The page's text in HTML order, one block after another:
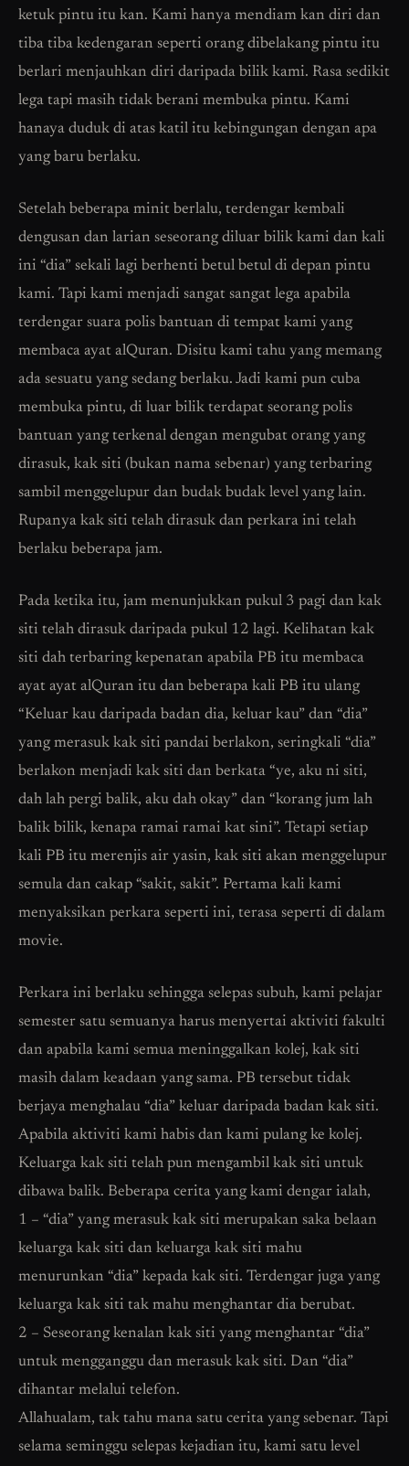
ketuk pintu itu kan. Kami hanya mendiam kan diri dan
tiba tiba kedengaran seperti orang dibelakang pintu itu
berlari menjauhkan diri daripada bilik kami. Rasa sedikit
lega tapi masih tidak berani membuka pintu. Kami
hanaya duduk di atas katil itu kebingungan dengan apa
yang baru berlaku.
Setelah beberapa minit berlalu, terdengar kembali
dengusan dan larian seseorang diluar bilik kami dan kali
ini “dia” sekali lagi berhenti betul betul di depan pintu
kami. Tapi kami menjadi sangat sangat lega apabila
terdengar suara polis bantuan di tempat kami yang
membaca ayat alQuran. Disitu kami tahu yang memang
ada sesuatu yang sedang berlaku. Jadi kami pun cuba
membuka pintu, di luar bilik terdapat seorang polis
bantuan yang terkenal dengan mengubat orang yang
dirasuk, kak siti (bukan nama sebenar) yang terbaring
sambil menggelupur dan budak budak level yang lain.
Rupanya kak siti telah dirasuk dan perkara ini telah
berlaku beberapa jam.
Pada ketika itu, jam menunjukkan pukul 3 pagi dan kak
siti telah dirasuk daripada pukul 12 lagi. Kelihatan kak
siti dah terbaring kepenatan apabila PB itu membaca
ayat ayat alQuran itu dan beberapa kali PB itu ulang
“Keluar kau daripada badan dia, keluar kau” dan “dia”
yang merasuk kak siti pandai berlakon, seringkali “dia”
berlakon menjadi kak siti dan berkata “ye, aku ni siti,
dah lah pergi balik, aku dah okay” dan “korang jum lah
balik bilik, kenapa ramai ramai kat sini”. Tetapi setiap
kali PB itu merenjis air yasin, kak siti akan menggelupur
semula dan cakap “sakit, sakit”. Pertama kali kami
menyaksikan perkara seperti ini, terasa seperti di dalam
movie.
Perkara ini berlaku sehingga selepas subuh, kami pelajar
semester satu semuanya harus menyertai aktiviti fakulti
dan apabila kami semua meninggalkan kolej, kak siti
masih dalam keadaan yang sama. PB tersebut tidak
berjaya menghalau “dia” keluar daripada badan kak siti.
Apabila aktiviti kami habis dan kami pulang ke kolej.
Keluarga kak siti telah pun mengambil kak siti untuk
dibawa balik. Beberapa cerita yang kami dengar ialah,
1 – “dia” yang merasuk kak siti merupakan saka belaan
keluarga kak siti dan keluarga kak siti mahu
menurunkan “dia” kepada kak siti. Terdengar juga yang
keluarga kak siti tak mahu menghantar dia berubat.
2 – Seseorang kenalan kak siti yang menghantar “dia”
untuk mengganggu dan merasuk kak siti. Dan “dia”
dihantar melalui telefon.
Allahualam, tak tahu mana satu cerita yang sebenar. Tapi
selama seminggu selepas kejadian itu, kami satu level